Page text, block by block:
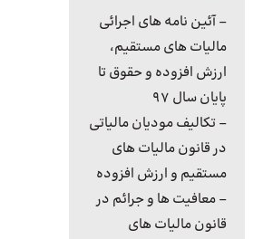
– آئین نامه های اجرائی
مالیات های مستقیم،
ارزش افزوده و حقوق تا
پایان سال ۹۷
– تکالیف مودیان مالیاتی
در قانون مالیات های
مستقیم و ارزش افزوده
– معافیت ها و جرائم در
قانون مالیات های